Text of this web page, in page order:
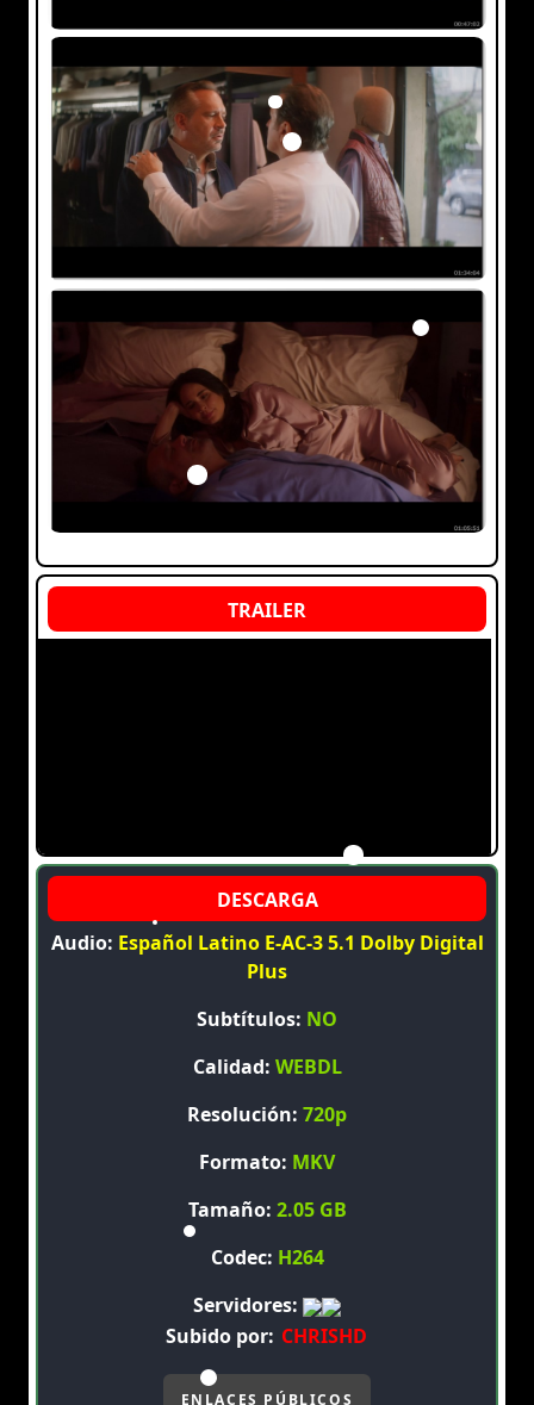
Audio: Español Latino E-AC-3 5.1 Dolby Digital
Plus
Subtítulos: NO
Calidad: WEBDL
Resolución: 720p
Formato: MKV
Tamaño: 2.05 GB
Codec: H264
Servidores:
Subido por: CHRISHD
ENLACES PÚBLICOS